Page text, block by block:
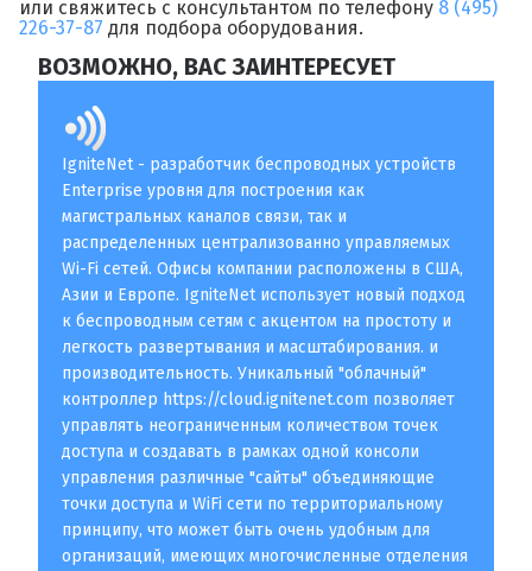
или свяжитесь с консультантом по телефону 8 (495)
226-37-87 для подбора оборудования.
ВОЗМОЖНО, ВАС ЗАИНТЕРЕСУЕТ
IgniteNet - разработчик беспроводных устройств
Enterprise уровня для построения как
магистральных каналов связи, так и
распределенных централизованно управляемых
Wi-Fi сетей. Офисы компании расположены в США,
Азии и Европе. IgniteNet использует новый подход
к беспроводным сетям с акцентом на простоту и
легкость развертывания и масштабирования. и
производительность. Уникальный "облачный"
контроллер https://cloud.ignitenet.com позволяет
управлять неограниченным количеством точек
доступа и создавать в рамках одной консоли
управления различные "сайты" объединяющие
точки доступа и WiFi сети по территориальному
принципу, что может быть очень удобным для
организаций, имеющих многочисленные отделения